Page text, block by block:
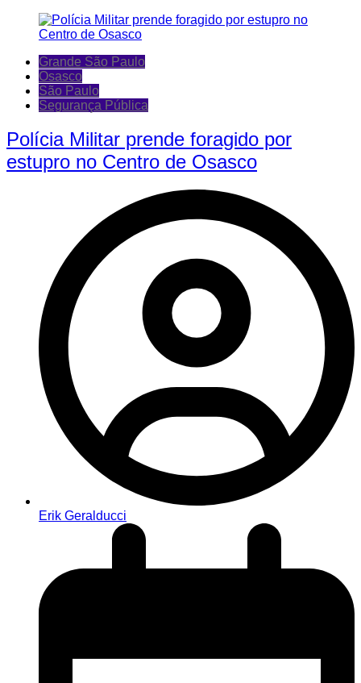
Grande São Paulo
Osasco
São Paulo
Segurança Pública
Polícia Militar prende foragido por
estupro no Centro de Osasco
Erik Geralducci